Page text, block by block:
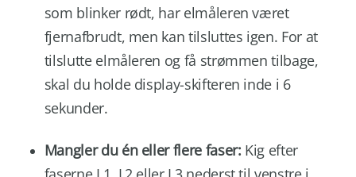
som blinker rødt, har elmåleren været
fjernafbrudt, men kan tilsluttes igen. For at
tilslutte elmåleren og få strømmen tilbage,
skal du holde display-skifteren inde i 6
sekunder.
Mangler du én eller flere faser: Kig efter